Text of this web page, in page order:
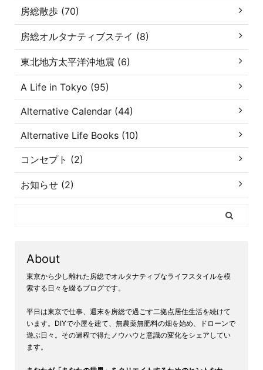
房総散歩 (70)
房総オルタナティブステイ (8)
東北地方太平洋沖地震 (6)
A Life in Tokyo (95)
Alternative Calendar (44)
Alternative Life Books (10)
コンセプト (2)
お知らせ (2)
About
東京から少し離れた房総でオルタナティブなライフスタイルを模
索する日々を綴るブログです。
平日は東京で仕事、週末を房総で過ごす二拠点居住生活を続けて
います。DIYで小屋を建て、無農薬無肥料の畑を始め、ドローンで
遊ぶ日々。その過程で得たノウハウと意識の変化をシェアしてい
ます。